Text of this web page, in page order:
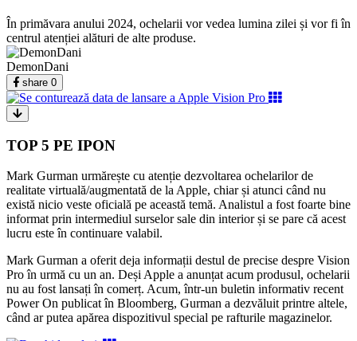
În primăvara anului 2024, ochelarii vor vedea lumina zilei și vor fi în
centrul atenției alături de alte produse.
DemonDani
share 0
TOP 5 PE IPON
Mark Gurman urmărește cu atenție dezvoltarea ochelarilor de
realitate virtuală/augmentată de la Apple, chiar și atunci când nu
există nicio veste oficială pe această temă. Analistul a fost foarte bine
informat prin intermediul surselor sale din interior și se pare că acest
lucru este în continuare valabil.
Mark Gurman a oferit deja informații destul de precise despre Vision
Pro în urmă cu un an. Deși Apple a anunțat acum produsul, ochelarii
nu au fost lansați în comerț. Acum, într-un buletin informativ recent
Power On publicat în Bloomberg, Gurman a dezvăluit printre altele,
când ar putea apărea dispozitivul special pe rafturile magazinelor.